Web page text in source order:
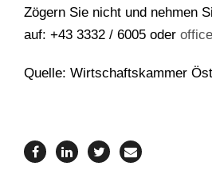
Zögern Sie nicht und nehmen
auf: +43 3332 / 6005 oder
Quelle: Wirtschaftskammer